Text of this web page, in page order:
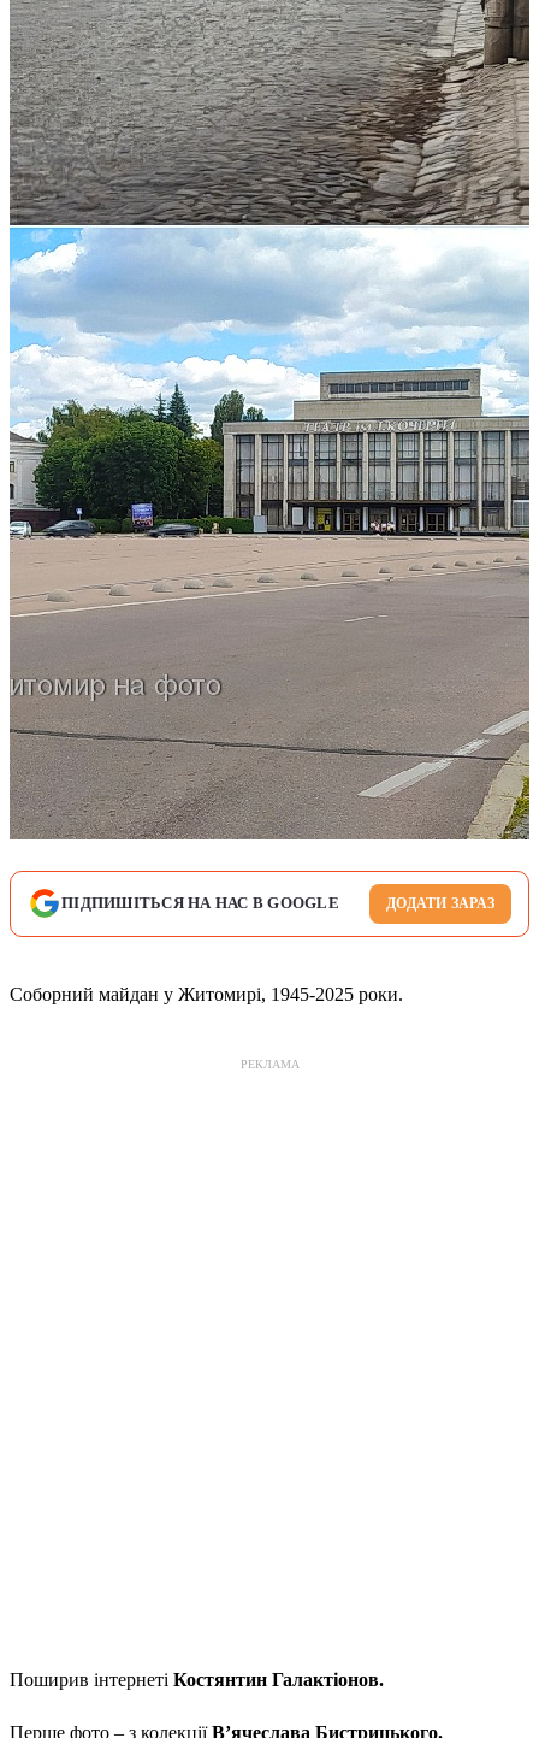
ПІДПИШІТЬСЯ НА НАС В GOOGLE ДОДАТИ ЗАРАЗ
Соборний майдан у Житомирі, 1945-2025 роки.
РЕКЛАМА
Поширив інтернеті Костянтин Галактіонов.
Перше фото – з колекціїВ’ячеслава Бистрицького.